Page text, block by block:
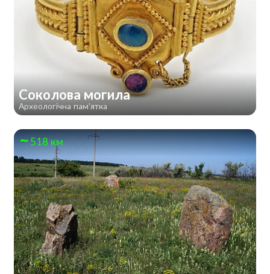
Соколова могила
Археологічна пам'ятка
518 км